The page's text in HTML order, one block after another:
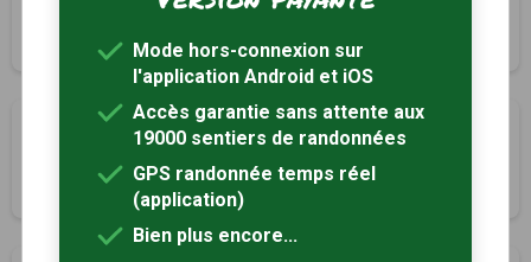
Flammerécourt, Haute-Marne (52)
15 km
Les Buis
12 km Tracé GPS
Mode hors-connexion sur
l'application Android et iOS
Accès garantie sans attente aux
19000 sentiers de randonnées
GPS randonnée temps réel
(application)
Bien plus encore...